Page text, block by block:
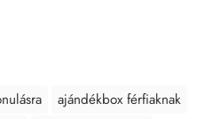
ajándékbox férfiaknak